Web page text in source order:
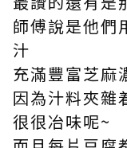
師傅說是他們
汁
充滿豐富芝麻
因為汁料夾雜
很很冶味呢~